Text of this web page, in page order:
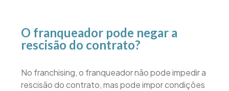
O franqueador pode negar a
rescisão do contrato?
No franchising, o franqueador não pode impedir a
rescisão do contrato, mas pode impor condições